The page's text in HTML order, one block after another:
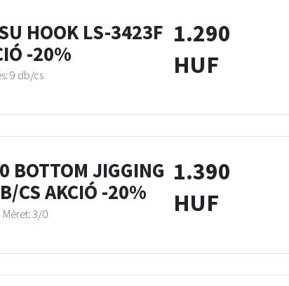
HOOK LS-3423F
-20%
9 db/cs
1.290
HUF
BOTTOM JIGGING
CS AKCIÓ -20%
Méret: 3/0
1.390
HUF